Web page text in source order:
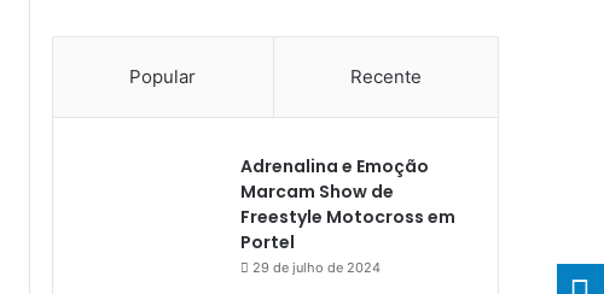
Popular Recente
Adrenalina e Emoção
Marcam Show de
Freestyle Motocross em
Portel
29 de julho de 2024